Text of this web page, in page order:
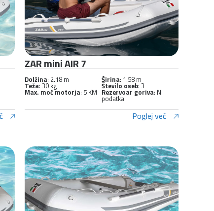
ZAR mini AIR 7
Dolžina: 2.18 m Širina: 1.58 m
Teža: 30 kg Število oseb: 3
Max. moč motorja: 5 KM Rezervoar goriva: Ni
podatka
Poglej več